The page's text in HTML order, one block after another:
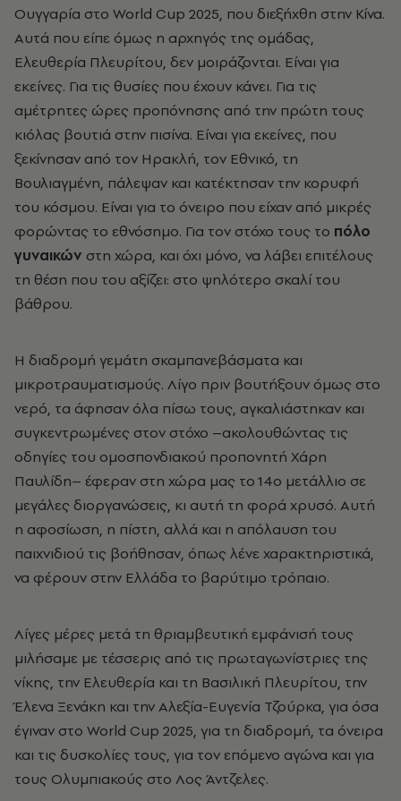
Ουγγαρία στο World Cup 2025, που διεξήχθη στην Κίνα.
Αυτά που είπε όμως η αρχηγός της ομάδας,
Ελευθερία Πλευρίτου, δεν μοιράζονται. Είναι για
εκείνες. Για τις θυσίες που έχουν κάνει. Για τις
αμέτρητες ώρες προπόνησης από την πρώτη τους
κιόλας βουτιά στην πισίνα. Είναι για εκείνες, που
ξεκίνησαν από τον Ηρακλή, τον Εθνικό, τη
Βουλιαγμένη, πάλεψαν και κατέκτησαν την κορυφή
του κόσμου. Είναι για το όνειρο που είχαν από μικρές
φορώντας το εθνόσημο. Για τον στόχο τους το πόλο
γυναικών στη χώρα, και όχι μόνο, να λάβει επιτέλους
τη θέση που του αξίζει: στο ψηλότερο σκαλί του
βάθρου.
Η διαδρομή γεμάτη σκαμπανεβάσματα και
μικροτραυματισμούς. Λίγο πριν βουτήξουν όμως στο
νερό, τα άφησαν όλα πίσω τους, αγκαλιάστηκαν και
συγκεντρωμένες στον στόχο –ακολουθώντας τις
οδηγίες του ομοσπονδιακού προπονητή Χάρη
Παυλίδη– έφεραν στη χώρα μας το 14ο μετάλλιο σε
μεγάλες διοργανώσεις, κι αυτή τη φορά χρυσό. Αυτή
η αφοσίωση, η πίστη, αλλά και η απόλαυση του
παιχνιδιού τις βοήθησαν, όπως λένε χαρακτηριστικά,
να φέρουν στην Ελλάδα το βαρύτιμο τρόπαιο.
Λίγες μέρες μετά τη θριαμβευτική εμφάνισή τους
μιλήσαμε με τέσσερις από τις πρωταγωνίστριες της
νίκης, την Ελευθερία και τη Βασιλική Πλευρίτου, την
Έλενα Ξενάκη και την Αλεξία-Ευγενία Τζούρκα, για όσα
έγιναν στο World Cup 2025, για τη διαδρομή, τα όνειρα
και τις δυσκολίες τους, για τον επόμενο αγώνα και για
τους Ολυμπιακούς στο Λος Άντζελες.